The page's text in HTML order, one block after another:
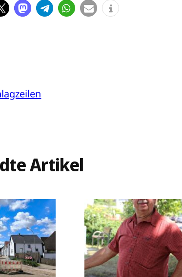
Artikel